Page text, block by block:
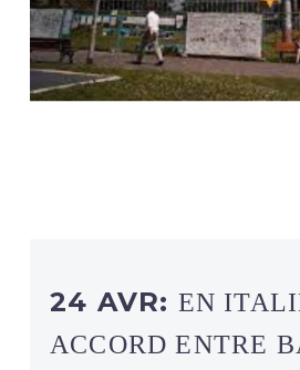
24 AVR: EN
ACCORD ENTRE